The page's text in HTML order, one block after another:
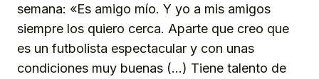
semana: «Es amigo mío. Y yo a mis amigos
siempre los quiero cerca. Aparte que creo que
es un futbolista espectacular y con unas
condiciones muy buenas (…) Tiene talento de